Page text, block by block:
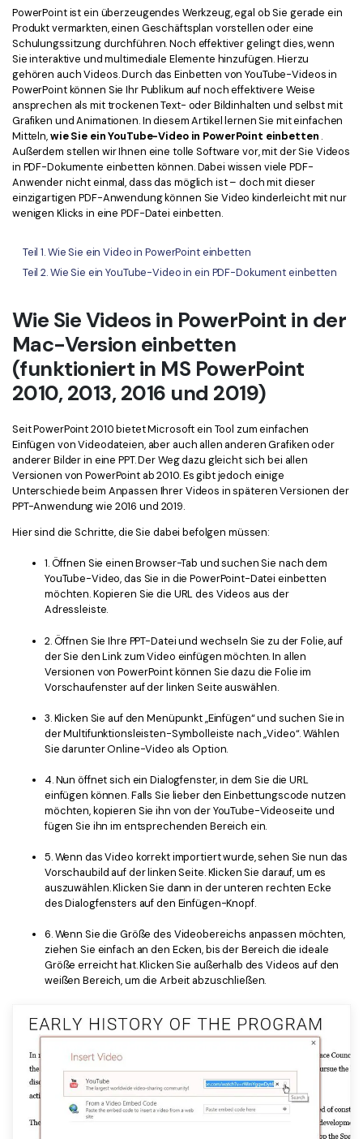
PDF-Daten extrahieren
PDF freigeben
eSign PDFs rechtmäßig Neu
Branchen
Bildung
IT-Dienstleistung
Gesundheitswesen
Regierung
Veröffentlichung
Freiberufler
Alle PDF-Funktionen
Was ist NEU
Benutzerhandbuch
PDFelement für Windows
PDFelement für Mac
PDFelement für iOS
PDFelement für Android
Mehr erfahren
Bewertungen
Sehen Sie, was unsere Nutzer sagen.
Bearbeiten, Drucken und Anpassen von kostenlosen Vorlagen.
PDF-Wissen
PDF-bezogene Informationen, die Sie benötigen.
Laden Sie die leistungsstärksten und einfachsten PDF-Tools
PowerPoint ist ein überzeugendes Werkzeug, egal ob Sie gerade ein
Produkt vermarkten, einen Geschäftsplan vorstellen oder eine
Schulungssitzung durchführen. Noch effektiver gelingt dies, wenn
Sie interaktive und multimediale Elemente hinzufügen. Hierzu
gehören auch Videos. Durch das Einbetten von YouTube-Videos in
PowerPoint können Sie Ihr Publikum auf noch effektivere Weise
ansprechen als mit trockenen Text- oder Bildinhalten und selbst mit
Grafiken und Animationen. In diesem Artikel lernen Sie mit einfachen
Mitteln,wie Sie ein YouTube-Video in PowerPoint einbetten .
Außerdem stellen wir Ihnen eine tolle Software vor, mit der Sie Videos
in PDF-Dokumente einbetten können. Dabei wissen viele PDF-
Anwender nicht einmal, dass das möglich ist – doch mit dieser
einzigartigen PDF-Anwendung können Sie Video kinderleicht mit nur
wenigen Klicks in eine PDF-Datei einbetten.
Teil 1. Wie Sie ein Video in PowerPoint einbetten
Teil 2. Wie Sie ein YouTube-Video in ein PDF-Dokument einbetten
Wie Sie Videos in PowerPoint in der
Mac-Version einbetten
(funktioniert in MS PowerPoint
2010, 2013, 2016 und 2019)
Seit PowerPoint 2010 bietet Microsoft ein Tool zum einfachen
Einfügen von Videodateien, aber auch allen anderen Grafiken oder
anderer Bilder in eine PPT. Der Weg dazu gleicht sich bei allen
Versionen von PowerPoint ab 2010. Es gibt jedoch einige
Unterschiede beim Anpassen Ihrer Videos in späteren Versionen der
PPT-Anwendung wie 2016 und 2019.
Hier sind die Schritte, die Sie dabei befolgen müssen:
1. Öffnen Sie einen Browser-Tab und suchen Sie nach dem
YouTube-Video, das Sie in die PowerPoint-Datei einbetten
möchten. Kopieren Sie die URL des Videos aus der
Adressleiste.
2. Öffnen Sie Ihre PPT-Datei und wechseln Sie zu der Folie, auf
der Sie den Link zum Video einfügen möchten. In allen
Versionen von PowerPoint können Sie dazu die Folie im
Vorschaufenster auf der linken Seite auswählen.
3. Klicken Sie auf den Menüpunkt „Einfügen“ und suchen Sie in
der Multifunktionsleisten-Symbolleiste nach „Video“. Wählen
Sie darunter Online-Video als Option.
4. Nun öffnet sich ein Dialogfenster, in dem Sie die URL
einfügen können. Falls Sie lieber den Einbettungscode nutzen
möchten, kopieren Sie ihn von der YouTube-Videoseite und
fügen Sie ihn im entsprechenden Bereich ein.
5. Wenn das Video korrekt importiert wurde, sehen Sie nun das
Vorschaubild auf der linken Seite. Klicken Sie darauf, um es
auszuwählen. Klicken Sie dann in der unteren rechten Ecke
des Dialogfensters auf den Einfügen-Knopf.
6. Wenn Sie die Größe des Videobereichs anpassen möchten,
ziehen Sie einfach an den Ecken, bis der Bereich die ideale
Größe erreicht hat. Klicken Sie außerhalb des Videos auf den
weißen Bereich, um die Arbeit abzuschließen.